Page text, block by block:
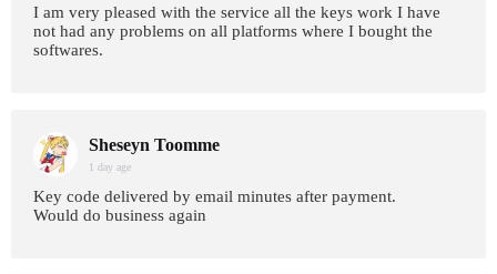
I am very pleased with the service all the keys work I have
not had any problems on all platforms where I bought the
softwares.
Sheseyn Toomme
1 day age
Key code delivered by email minutes after payment.
Would do business again